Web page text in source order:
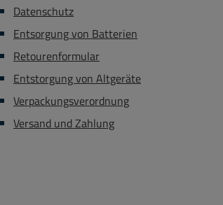
Datenschutz
Entsorgung von Batterien
Retourenformular
Entstorgung von Altgeräte
Verpackungsverordnung
Versand und Zahlung